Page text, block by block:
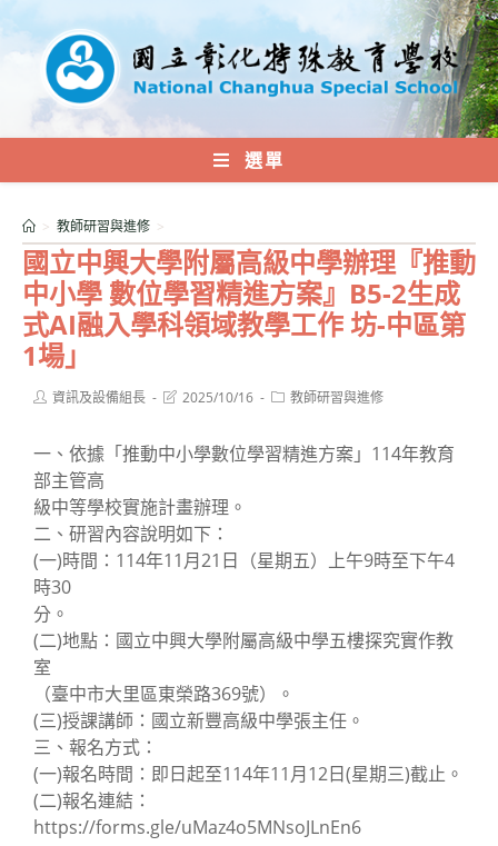
轉
內
選單
國立中興大學附屬高級中學辦理『推動
中小學 數位學習精進方案』B5-2生成
式AI融入學科領域教學工作 坊-中區第
1場」
> 教師研習與進修 >
Post資訊及設備組長
Post2025/10/16
Post教師研習與進修
一、依據「推動中小學數位學習精進方案」114年教育
部主管高
級中等學校實施計畫辦理。
二、研習內容說明如下：
(一)時間：114年11月21日（星期五）上午9時至下午4
時30
分。
(二)地點：國立中興大學附屬高級中學五樓探究實作教
室
（臺中市大里區東榮路369號）。
(三)授課講師：國立新豐高級中學張主任。
三、報名方式：
(一)報名時間：即日起至114年11月12日(星期三)截止。
(二)報名連結：
https://forms.gle/uMaz4o5MNsoJLnEn6